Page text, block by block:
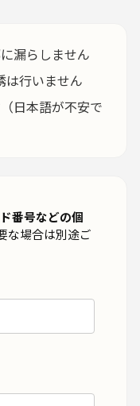
漏らしません
は行いません
日本語が不安で
番号などの個
な場合は別途ご